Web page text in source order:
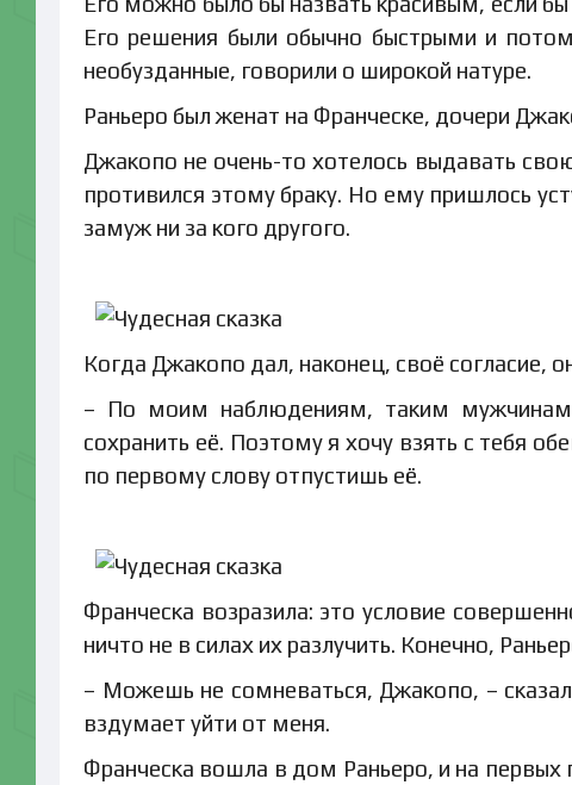
Его решения были обычно быстрыми и
необузданные, говорили о широкой натуре.
Раньеро был женат на Франческе, дочери
Джакопо не очень-то хотелось выдавать
противился этому браку. Но ему пришлось
замуж ни за кого другого.
Когда Джакопо дал, наконец, своё согласие,
– По моим наблюдениям, таким
сохранить её. Поэтому я хочу взять с тебя
по первому слову отпустишь её.
Франческа возразила: это условие
ничто не в силах их разлучить. Конечно,
– Можешь не сомневаться, Джакопо, –
вздумает уйти от меня.
Франческа вошла в дом Раньеро, и на первых